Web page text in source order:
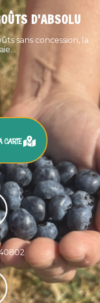
D'ABSOLU
sans concession, la
CARTE